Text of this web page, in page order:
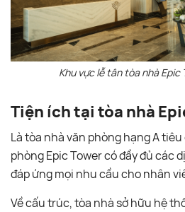
Khu vực lễ tân tòa nhà Epic
Tiện ích tại tòa nhà
Là tòa nhà văn phòng hạng A
phòng Epic Tower có đầy đủ các
đáp ứng mọi nhu cầu cho nhân
Về cấu trúc, tòa nhà sở hữu hệ